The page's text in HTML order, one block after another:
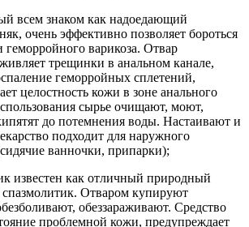
всем знаком как надоедающий
очень эффективно позволяет бороться
варикоза. Отвар
трещинки в анальном канале,
геморройных сплетений,
целостность кожи в зоне анального
сырье очищают, моют,
до потемнения воды. Настаивают и
подходит для наружного
ванночки, припарки);
известен как отличный природный
спазмолитик. Отваром купируют
обеззараживают. Средство
проблемной кожи, предупреждает